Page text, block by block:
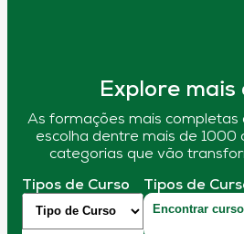
Explore mais
As formações mais completas
escolha dentre mais de 1000
categorias que vão
Tipos de Curso Tipos de